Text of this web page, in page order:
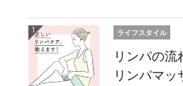
ライフスタイル
リンパの
リンパマッ